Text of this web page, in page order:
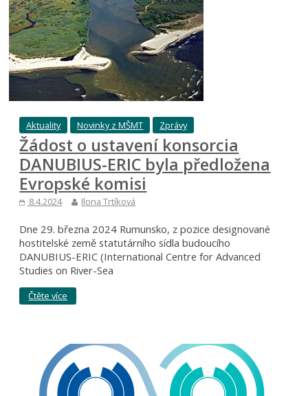
Aktuality Novinky z MŠMT Zprávy
Žádost o ustavení konsorcia
DANUBIUS-ERIC byla předložena
Evropské komisi
8.4.2024 Ilona Trtíková
Dne 29. března 2024 Rumunsko, z pozice designované
hostitelské země statutárního sídla budoucího
DANUBIUS-ERIC (International Centre for Advanced
Studies on River-Sea
Čtěte více